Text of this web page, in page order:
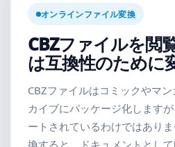
オンラインファイル変換
CBZファイルを閲
は互換性のために
CBZファイルはコミックやマ
カイブにパッケージ化します
ートされているわけではあり
換すると、ドキュメントとし